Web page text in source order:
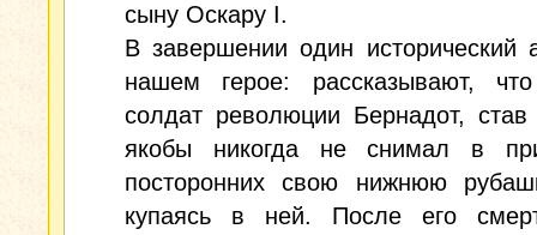
сыну Оскару I.
В завершении один исторический
нашем герое: рассказывают,
солдат революции Бернадот,
якобы никогда не снимал в
посторонних свою нижнюю
купаясь в ней. После его